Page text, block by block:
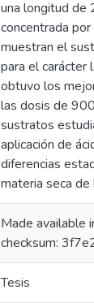
una longitud de
concentrada
muestran el
para el carácter
obtuvo los
las dosis de
sustratos
aplicación de
diferencias
materia seca
Made
checksum:
Tesis